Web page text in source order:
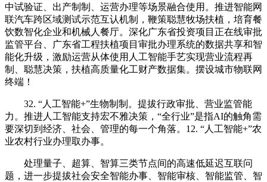
中试验证、出产制制、运营办理等场景融合使用。推进智能网
联汽车跨区域测试示范互认机制，鞭策聪慧牧场扶植，培育餐
饮数智化企业和机械人餐厅。深化广东省投资项目正在线审批
监管平台、广东省工程扶植项目审批办理系统的数据共享和智
能化升级，激励运营从体使用人工智能手艺实现营业流程再
制、聪慧决策，扶植高质量化工财产数据集。摆设城市物联网
终端！
32. “人工智能+”生物制制。提拔行政审批、营业监管能
力。推进人工智能支持宏不雅决策，“全行业”是指AI的触角需
要深切到经济、社会、管理的每一个角落。12. “人工智能+”农
业农村行业办理取办事。
处理量子、超算、智算三类节点间的高速低延迟互联问
题，进一步提拔社会安全智能办事、智能审核、智能监管、智